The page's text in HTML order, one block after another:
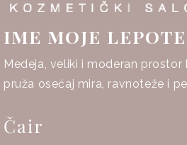
IME MOJE LEPOTE
Medeja, veliki i moderan prostor
pruža osećaj mira, ravnoteže i
Čair